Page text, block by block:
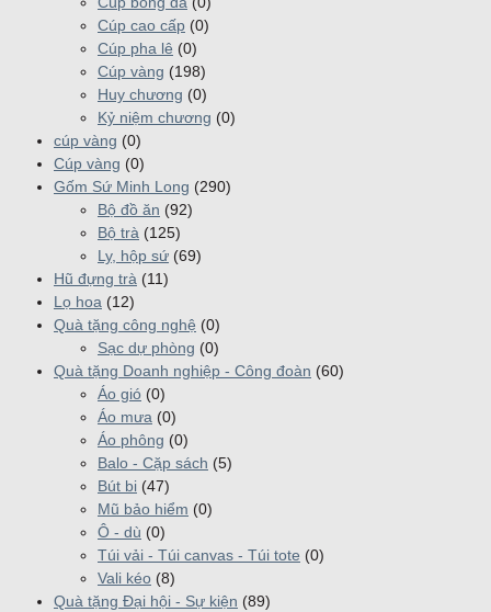
Cúp cao cấp (0)
Cúp pha lê (0)
Cúp vàng (198)
Huy chương (0)
Kỷ niệm chương (0)
cúp vàng (0)
Cúp vàng (0)
Gốm Sứ Minh Long (290)
Bộ đồ ăn (92)
Bộ trà (125)
Ly, hộp sứ (69)
Hũ đựng trà (11)
Lọ hoa (12)
Quà tặng công nghệ (0)
Sạc dự phòng (0)
Quà tặng Doanh nghiệp - Công đoàn (60)
Áo gió (0)
Áo mưa (0)
Áo phông (0)
Balo - Cặp sách (5)
Bút bi (47)
Mũ bảo hiểm (0)
Ô - dù (0)
Túi vải - Túi canvas - Túi tote (0)
Vali kéo (8)
Quà tặng Đại hội - Sự kiện (89)